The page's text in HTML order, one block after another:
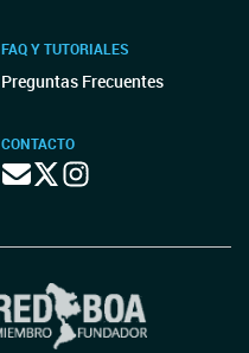
FAQ Y TUTORIALES
Preguntas Frecuentes
CONTACTO